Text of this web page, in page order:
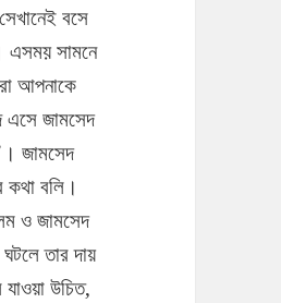
বসে
এসময় সামনে
আপনাকে
এসে জামসেদ
জামসেদ
কথা বলি।
ও জামসেদ
তার দায়
উচিত,